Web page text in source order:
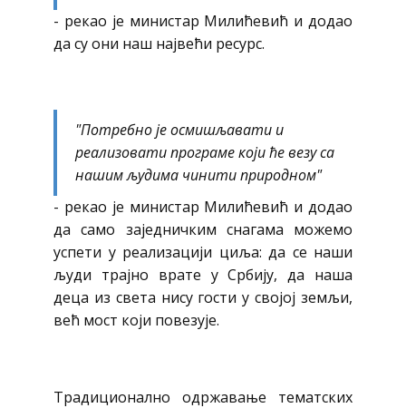
- рекао је министар Милићевић и додао
да су они наш највећи ресурс.
"Потребно је осмишљавати и
реализовати програме који ће везу са
нашим људима чинити природном"
- рекао је министар Милићевић и додао
да само заједничким снагама можемо
успети у реализацији циља: да се наши
људи трајно врате у Србију, да наша
деца из света нису гости у својој земљи,
већ мост који повезује.
Традиционално одржавање тематских